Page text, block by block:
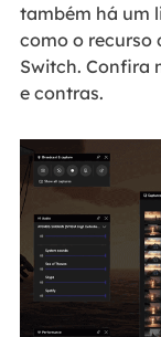
também há um
como o recurso
Switch. Confira
e contras.